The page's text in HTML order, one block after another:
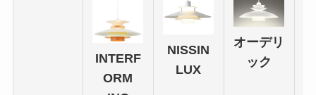
INTERF
ORM
NISSIN
LUX
オーデリ
ック